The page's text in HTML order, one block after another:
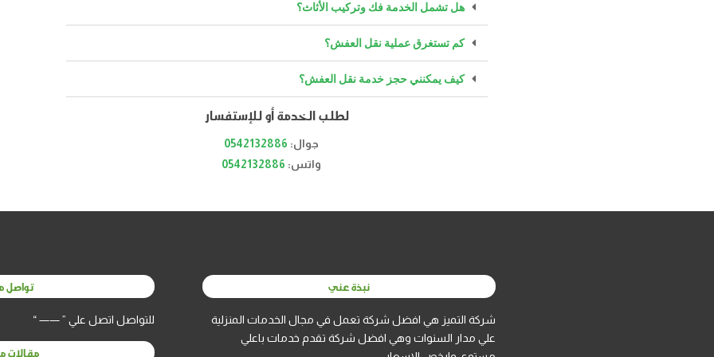
هل تشمل الخدمة فك وتركيب الأثاث؟
كم تستغرق عملية نقل العفش؟
كيف يمكنني حجز خدمة نقل العفش؟
لطلب الخدمة أو للإستفسار
جوال: 0542132886
واتس: 0542132886
نبذة عني
شركة التميز هي افضل شركة تعمل في مجال الخدمات المنزلية
علي مدار السنوات وهي افضل شركة تقدم خدمات باعلي
تواصل
للتواصل اتصل علي ” —— “
مقالات